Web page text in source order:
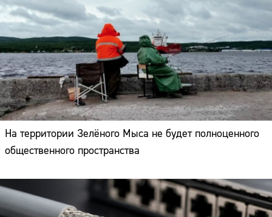
На территории Зелёного Мыса не будет полноценного
общественного пространства